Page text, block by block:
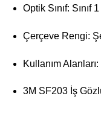
Optik Sınıf:
Çerçeve Rengi:
Kullanım
3M SF203 İş